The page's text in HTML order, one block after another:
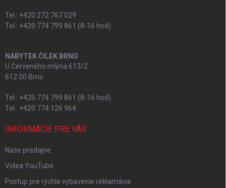
Tel.: +420 272 767 029
Tel.: +420 774 799 861 (8-16 hod)
NÁBYTEK ČILEK BRNO
U Červeného mlýna 613/2
612 00 Brno
Tel.: +420 774 799 861 (8-16 hod)
Tel.: +420 774 126 964
INFORMÁCIE PRE VÁS
Naše predajne
Videa YouTube
Postup pre rýchle vybavenie reklamácie